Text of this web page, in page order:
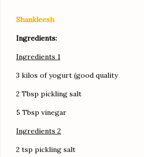
Shankleesh
Ingredients:
Ingredients 1
3 kilos of yogurt (good quality
2 Tbsp pickling salt
5 Tbsp vinegar
Ingredients 2
2 tsp pickling salt